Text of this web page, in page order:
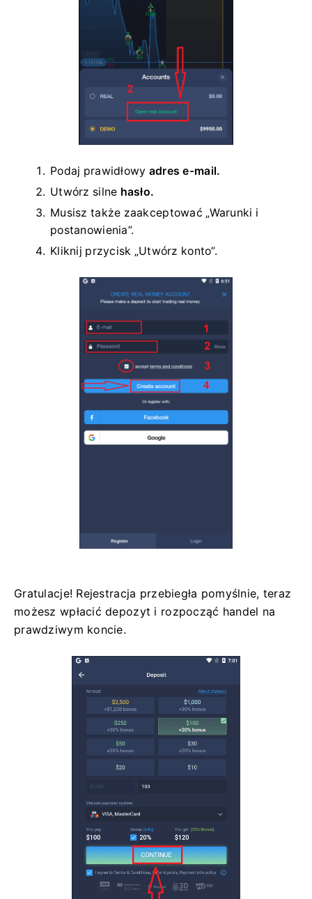
Podaj prawidłowy adres e-mail.
Utwórz silne hasło.
Musisz także zaakceptować „Warunki i
postanowienia”.
Kliknij przycisk „Utwórz konto”.
Gratulacje! Rejestracja przebiegła pomyślnie, teraz
możesz wpłacić depozyt i rozpocząć handel na
prawdziwym koncie.